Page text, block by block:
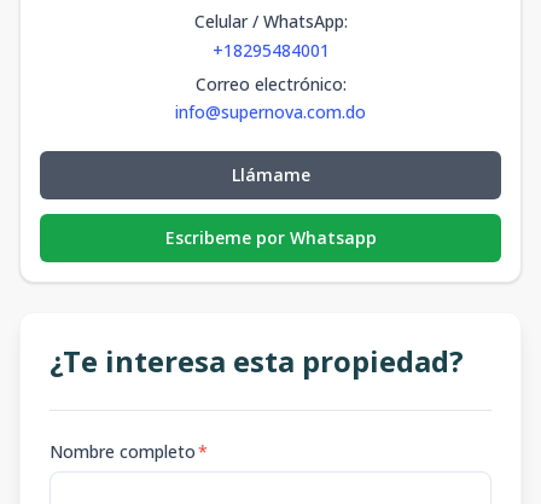
Celular / WhatsApp:
+18295484001
Correo electrónico:
info@supernova.com.do
Llámame
Escribeme por Whatsapp
¿Te interesa esta propiedad?
Nombre completo*